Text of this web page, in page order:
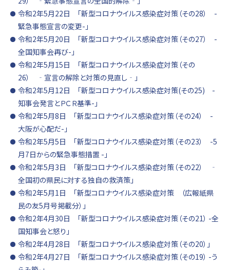
令和2年5月22日 「新型コロナウイルス感染症対策（その28） -
緊急事態宣言の変更-」
令和2年5月20日 「新型コロナウイルス感染症対策（その27） -
全国知事会再び-」
令和2年5月15日 「新型コロナウイルス感染症対策（その
26） ‐宣言の解除と対策の見直し‐」
令和2年5月12日 「新型コロナウイルス感染症対策(その25) -
知事会発言とＰＣＲ基準-」
令和2年5月8日 「新型コロナウイルス感染症対策（その24） -
大阪が心配だ-」
令和2年5月5日 「新型コロナウイルス感染症対策（その23） -5
月7日からの緊急事態措置 -」
令和2年5月3日 「新型コロナウイルス感染症対策（その22） ‐
全国初の県民に対する独自の救済策」
令和2年5月1日 「新型コロナウイルス感染症対策 （広報紙県
民の友5月号掲載分）」
令和2年4月30日 「新型コロナウイルス感染症対策（その21） -全
国知事会と怒り」
令和2年4月28日 「新型コロナウイルス感染症対策（その20）」
令和2年4月27日 「新型コロナウイルス感染症対策（その19） -う